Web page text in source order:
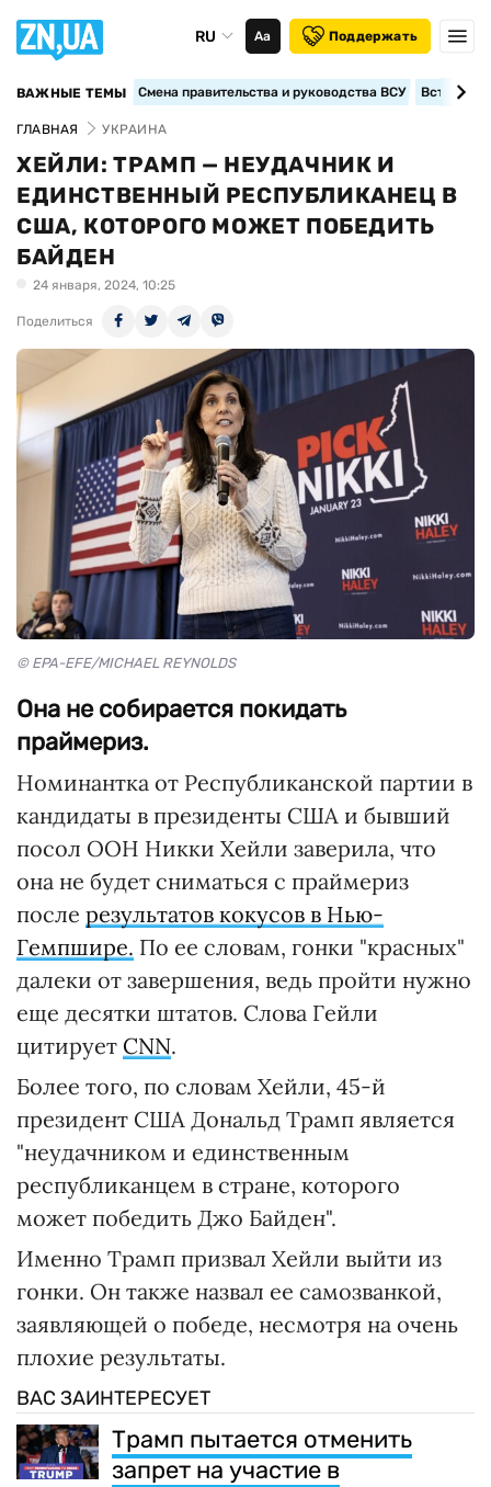
RU Аа Поддержать
ВАЖНЫЕ ТЕМЫ Смена правительства и руководства ВСУ
ГЛАВНАЯ УКРАИНА
ХЕЙЛИ: ТРАМП — НЕУДАЧНИК И
ЕДИНСТВЕННЫЙ РЕСПУБЛИКАНЕЦ В
США, КОТОРОГО МОЖЕТ ПОБЕДИТЬ
БАЙДЕН
24 января, 2024, 10:25
Поделиться
© EPA-EFE/MICHAEL REYNOLDS
Она не собирается покидать
праймериз.
Номинантка от Республиканской партии в
кандидаты в президенты США и бывший
посол ООН Никки Хейли заверила, что
она не будет сниматься с праймериз
после результатов кокусов в Нью-
Гемпшире. По ее словам, гонки "красных"
далеки от завершения, ведь пройти нужно
еще десятки штатов. Слова Гейли
цитирует CNN.
Более того, по словам Хейли, 45-й
президент США Дональд Трамп является
"неудачником и единственным
республиканцем в стране, которого
может победить Джо Байден".